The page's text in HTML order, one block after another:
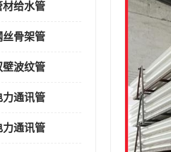
材给水管
丝骨架管
壁波纹管
力通讯管
力通讯管